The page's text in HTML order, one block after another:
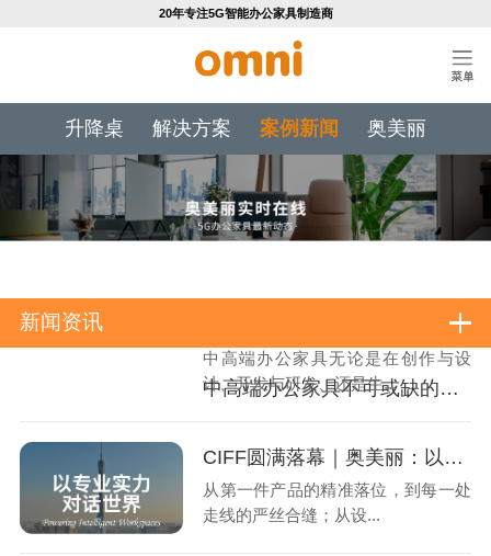
20年专注5G智能办公家具制造商
升降桌 解决方案 案例新闻 奥美丽
新闻资讯
中高端办公家具不可或缺的工艺技术标准
中高端办公家具无论是在创作与设
计、开发与研发、还是生...
CIFF圆满落幕｜奥美丽：以专业实力，对话世界
从第一件产品的精准落位，到每一处
走线的严丝合缝；从设...